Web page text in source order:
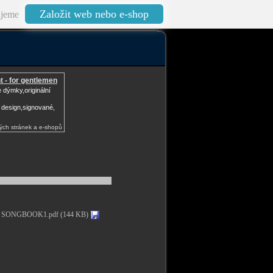
Založit web nebo e-shop
- for gentlemen
dýmky,originální
stránek a e-shopů
SONGBOOK1.pdf (144 KB)